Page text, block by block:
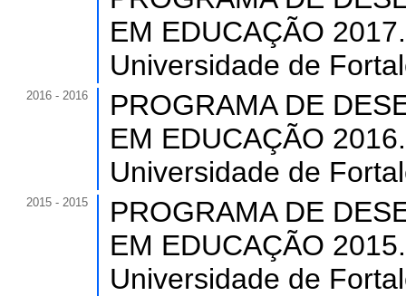
EM EDUCAÇÃO
Universidade de
2016 - 2016
PROGRAMA DE
EM EDUCAÇÃO
Universidade de
2015 - 2015
PROGRAMA DE
EM EDUCAÇÃO
Universidade de